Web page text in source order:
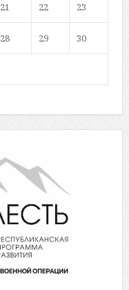
21 22 23
28 29 30